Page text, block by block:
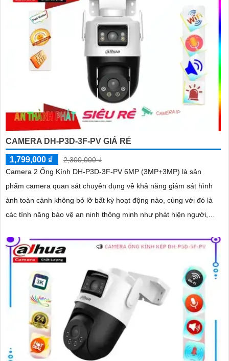
CAMERA DH-P3D-3F-PV GIÁ RẺ
1,799,000 ₫
2,300,000 ₫
Camera 2 Ống Kính DH-P3D-3F-PV 6MP (3MP+3MP) là sản
phẩm camera quan sát chuyên dụng về khả năng giám sát hình
ảnh toàn cảnh không bỏ lỡ bất kỳ hoạt động nào, cùng với đó là
các tính năng bảo vệ an ninh thông minh như phát hiện người,